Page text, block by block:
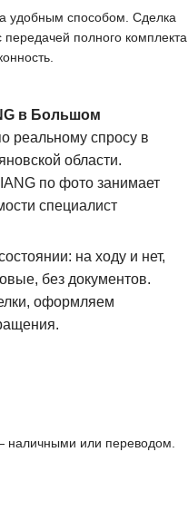
удобным способом. Сделка
полного комплекта
в Большом
реальному спросу в
области.
по фото занимает
специалист
на ходу и нет,
без документов.
оформляем
наличными или переводом.